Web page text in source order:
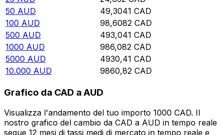
50 AUD 49,3041 CAD
100 AUD 98,6082 CAD
500 AUD 493,041 CAD
1000 AUD 986,082 CAD
5000 AUD 4930,41 CAD
10.000 AUD 9860,82 CAD
Grafico da CAD a AUD
Visualizza l'andamento del tuo importo 1000 CAD. Il
nostro grafico del cambio da CAD a AUD in tempo reale
segue 12 mesi di tassi medi di mercato in tempo reale e